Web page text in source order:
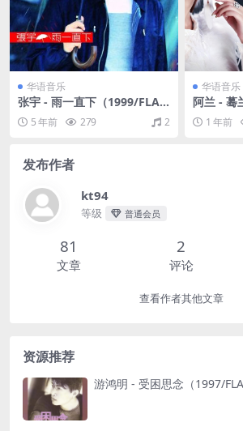
华语音乐
张宇 - 雨一直下（1999/FLA
C/分轨/348M）
5 年前 279 2
华语音乐
阿兰 - 蓦
轨/282M）
1 年前
发布作者
kt94
等级 普通会员
81
文章
2
评论
查看作者其他文章
资源推荐
游鸿明 - 受困思念（1997/